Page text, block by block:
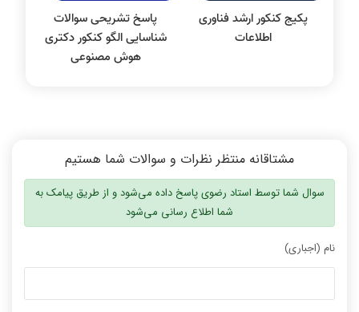
پکیج کنکور ارشد فناوری
اطلاعات
پاسخ تشریحی سوالات
شناسایی الگو کنکور دکتری
هوش مصنوعی
مشتاقانه منتظر نظرات و سوالات شما هستیم
سوال شما توسط استاد رضوی پاسخ داده می‌شود و از طریق پیامک به
شما اطلاع رسانی می‌شود
نام (اجباری)